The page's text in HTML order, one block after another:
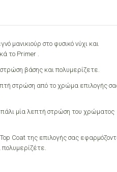
μανικιούρ στο φυσικό νύχι και
το Primer .
βάσης και πολυμερίζετε.
στρώση από το χρώμα επιλογής
μία λεπτή στρώση του χρώματος
Coat της επιλογής σας
πολυμερίζέτε.